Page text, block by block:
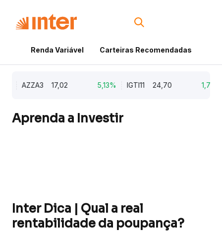
Renda Variável Carteiras Recomendadas
AZZA3 17,02 5,13% IGTI11 24,70 1,77%
Aprenda a Investir
Inter Dica | Qual a real
rentabilidade da poupança?